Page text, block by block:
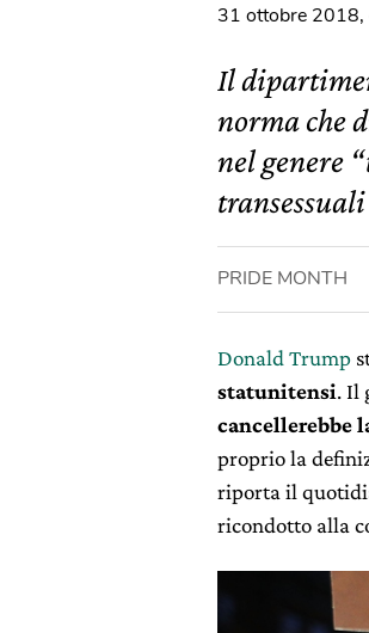
31 ottobre 2018,
Il
norma che
nel genere
PRIDE MONTH
Donald Trump
statunitensi. Il
cancellerebbe
proprio la
riporta il
ricondotto alla